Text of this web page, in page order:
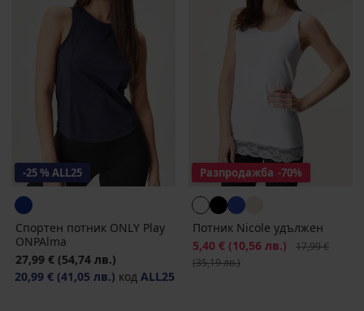
-25 % ALL25
Спортен потник ONLY Play
ONPAlma
27,99 € (54,74 лв.)
20,99 € (41,05 лв.) код ALL25
Разпродажба -70%
Потник Nicole удължен
Намаление
5,40 € (10,56 лв.)
17,99 €
(35,19 лв.)